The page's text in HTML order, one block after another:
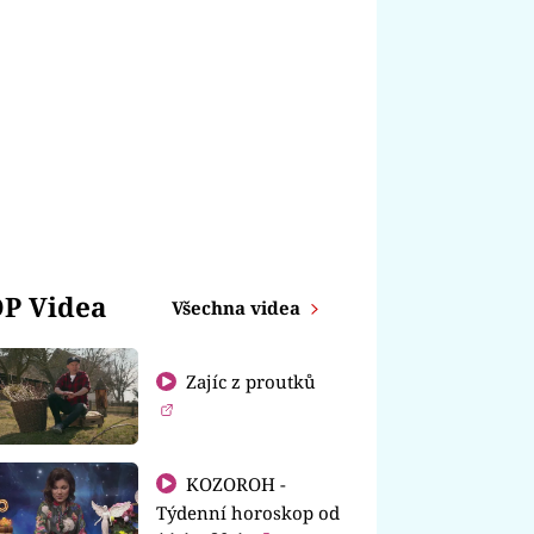
Videa Všechna videa
Zajíc z proutků
KOZOROH -
Týdenní horoskop od